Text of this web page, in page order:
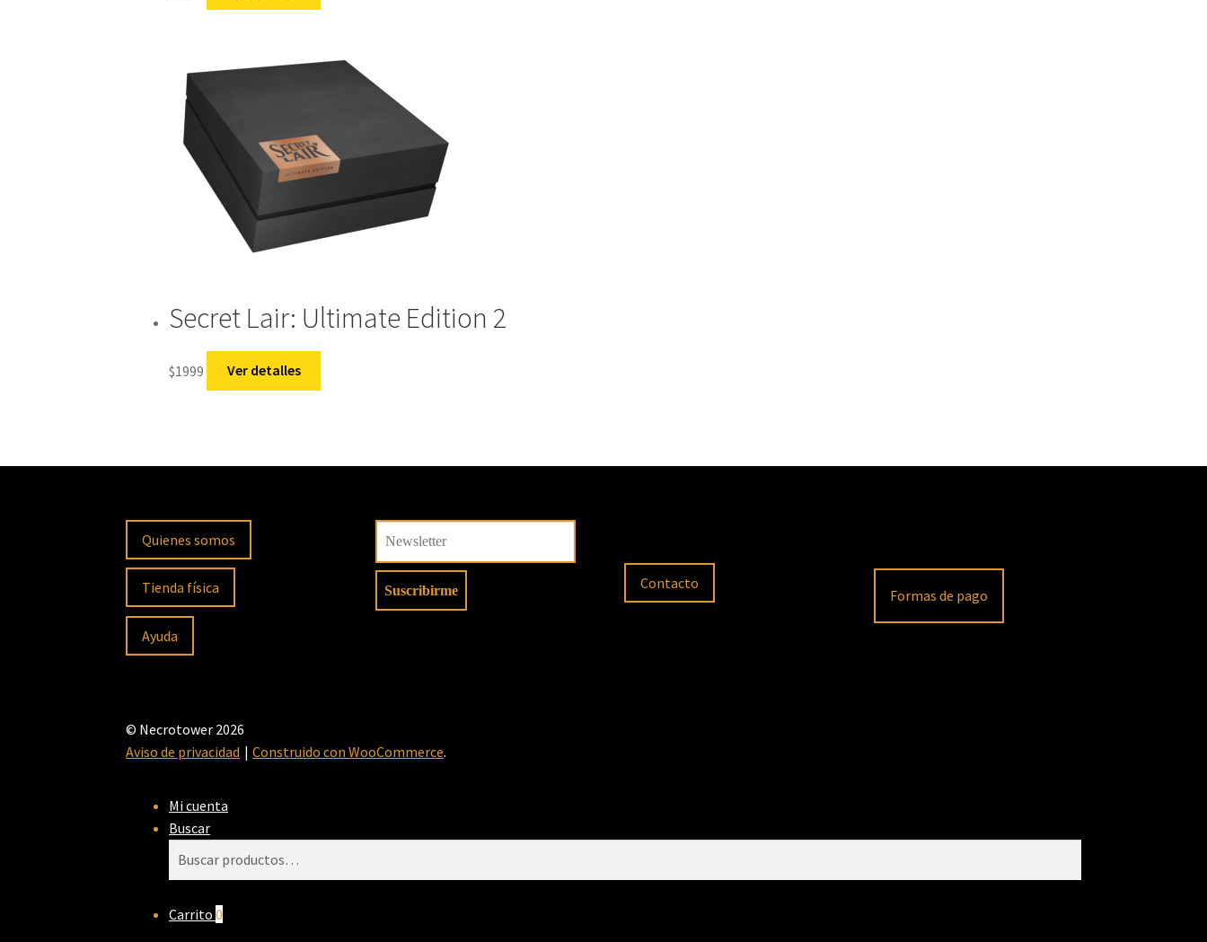
Secret Lair: Ultimate Edition 2
$1999 Ver detalles
Quienes somos
Tienda física
Ayuda
Contacto
Formas de pago
© Necrotower 2026
Aviso de privacidad
Construido con WooCommerce.
Mi cuenta
Buscar
Carrito0